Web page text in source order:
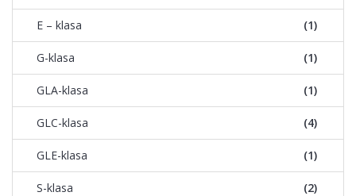
E – klasa (1)
G-klasa (1)
GLA-klasa (1)
GLC-klasa (4)
GLE-klasa (1)
S-klasa (2)